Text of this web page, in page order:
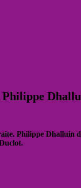
Philippe Dhalluin